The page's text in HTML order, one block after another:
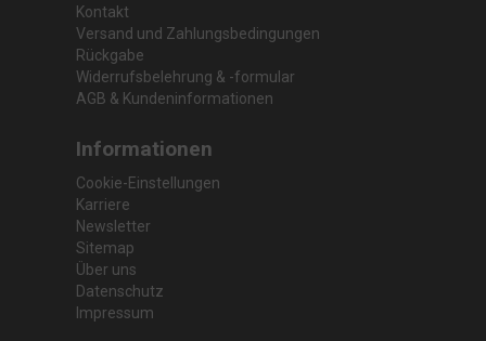
Kontakt
Versand und Zahlungsbedingungen
Rückgabe
Widerrufsbelehrung & -formular
AGB & Kundeninformationen
Informationen
Cookie-Einstellungen
Karriere
Newsletter
Sitemap
Über uns
Datenschutz
Impressum